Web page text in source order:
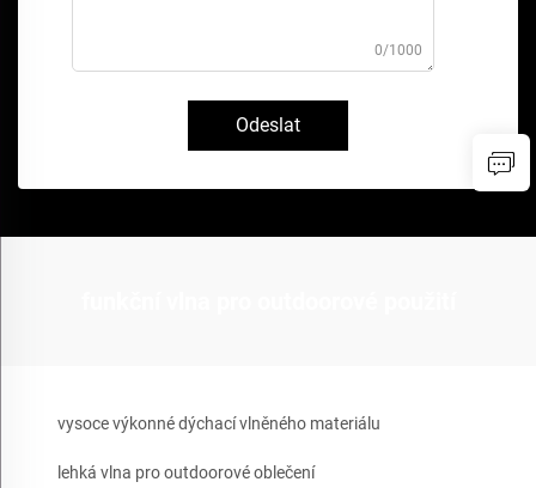
0/1000
Odeslat
vysoce výkonné dýchací vlněného materiálu
lehká vlna pro outdoorové oblečení